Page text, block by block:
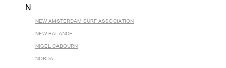
N
NEW AMSTERDAM SURF ASSOCIATION
NEW BALANCE
NIGEL CABOURN
NORDA